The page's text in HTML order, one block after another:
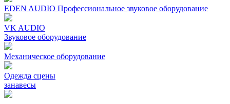
EDEN AUDIO Профеcсиональное звуковое оборудование
VK AUDIO
Звуковое оборудование
Механическое oборудование
Одежда сцены
занавесы